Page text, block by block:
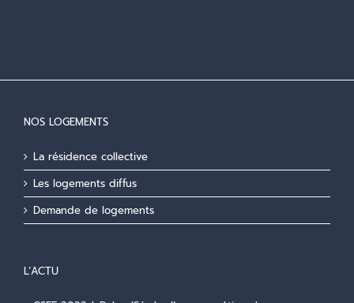
NOS LOGEMENTS
La résidence collective
Les logements diffus
Demande de logements
L’ACTU